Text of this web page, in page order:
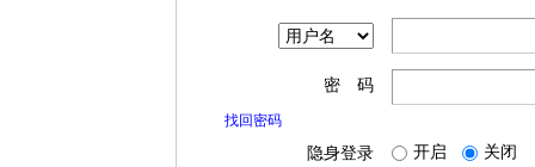
密 码
找回密码
隐身登录 开启 关闭